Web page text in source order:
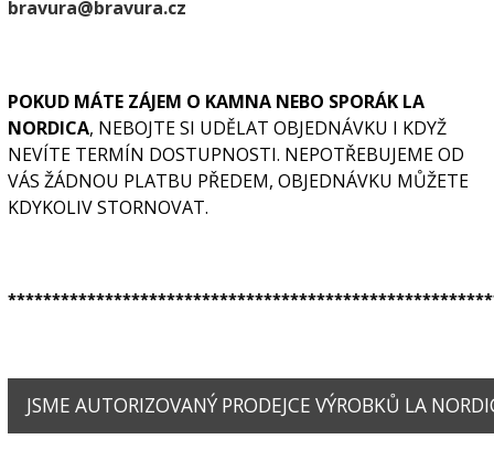
bravura@bravura.cz
POKUD MÁTE ZÁJEM O KAMNA NEBO SPORÁK LA
NORDICA, NEBOJTE SI UDĚLAT OBJEDNÁVKU I KDYŽ
NEVÍTE TERMÍN DOSTUPNOSTI. NEPOTŘEBUJEME OD
VÁS ŽÁDNOU PLATBU PŘEDEM, OBJEDNÁVKU MŮŽETE
KDYKOLIV STORNOVAT.
JSME AUTORIZOVANÝ PRODEJCE VÝROBKŮ LA